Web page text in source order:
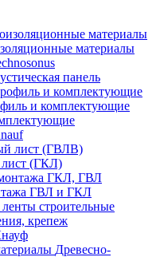
материалы
панель
и комплектующие
лист (ГВЛВ)
(ГКЛ)
ГКЛ, ГВЛ
ГВЛ и ГКЛ
строительные
крепеж
Древесно-